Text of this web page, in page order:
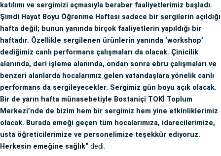
katılımı ve sergimizi açmasıyla beraber faaliyetlerimiz başladı.
Şimdi Hayat Boyu Öğrenme Haftası sadece bir sergilerin açıldığı
hafta değil; bunun yanında birçok faaliyetlerin yapıldığı bir
haftadır. Özellikle sergilenen ürünlerin yanında ’workshop’
dediğimiz canlı performans çalışmaları da olacak. Çinicilik
alanında, deri işleme alanında, ondan sonra ebru çalışmaları ve
benzeri alanlarda hocalarımız gelen vatandaşlara yönelik canlı
performans da sergileyecekler. Sergimiz gün boyu açık olacak.
Bir de yarın hafta münasebetiyle Bostaniçi TOKİ Toplum
Merkezi’nde de bizim hem bir sergimiz hem yine etkinliklerimiz
olacak. Burada emeği geçen tüm hocalarımıza, idarecilerimize,
usta öğreticilerimize ve personelimize teşekkür ediyoruz.
Herkesin emeğine sağlık" dedi.